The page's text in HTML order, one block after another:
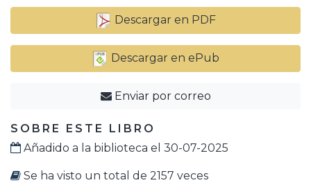
Descargar en PDF
Descargar en ePub
Enviar por correo
SOBRE ESTE LIBRO
Añadido a la biblioteca el 30-07-2025
Se ha visto un total de 2157 veces